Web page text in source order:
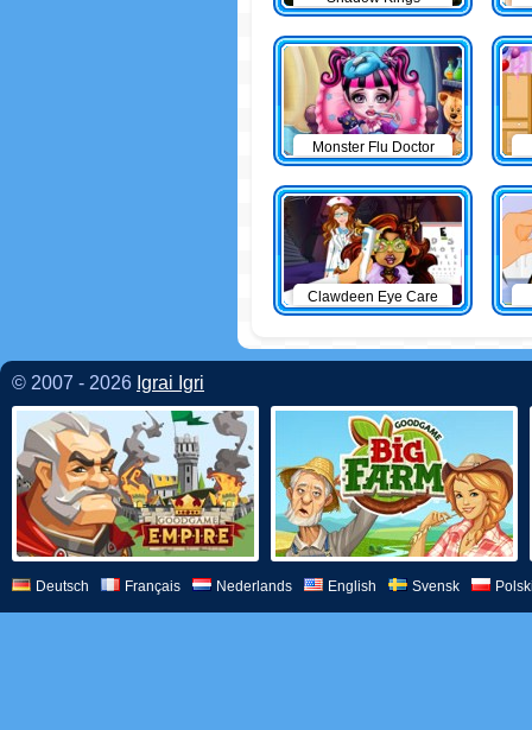
Monster Flu Doctor
Clawdeen Eye Care
© 2007 - 2026 Igrai Igri
Deutsch Français Nederlands English Svensk